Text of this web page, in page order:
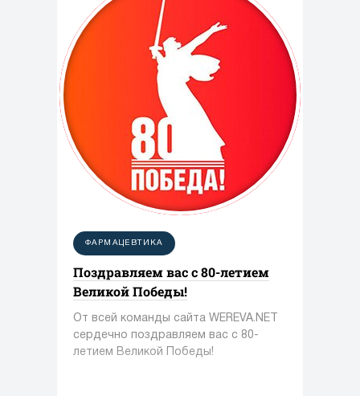
ФАРМАЦЕВТИКА
Поздравляем вас с 80-летием
Великой Победы!
От всей команды сайта WEREVA.NET
сердечно поздравляем вас с 80-
летием Великой Победы!